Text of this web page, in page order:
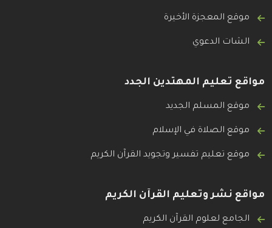
موقع المعجزة الأخيرة
الشات الدعوي
مواقع تعليم المهتدين الجدد
موقع المسلم الجديد
موقع الصلاة في الإسلام
موقع تعليم تفسير وتجويد القرآن الكريم
مواقع نشر وتعليم القرآن الكريم
الجامع لعلوم القرآن الكريم